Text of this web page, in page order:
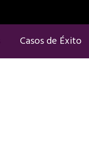
Casos de Éxito